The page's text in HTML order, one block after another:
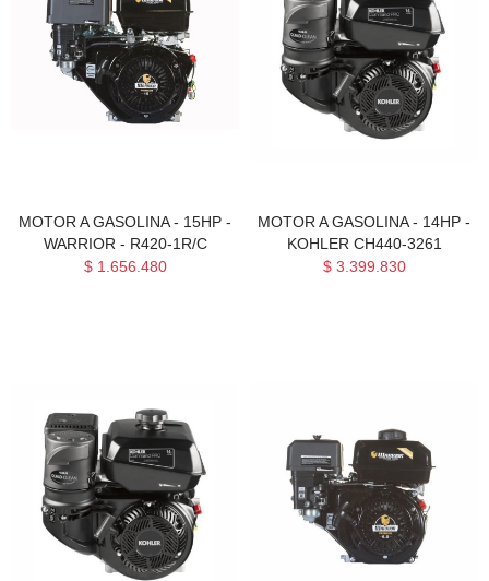
MOTOR A GASOLINA - 15HP -
WARRIOR - R420-1R/C
$ 1.656.480
MOTOR A GASOLINA - 14HP -
KOHLER CH440-3261
$ 3.399.830